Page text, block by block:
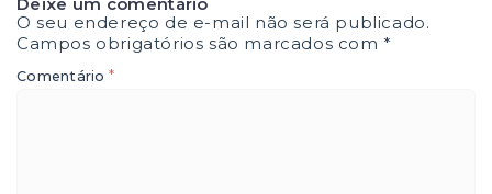
O seu endereço de e-mail não será publicado.
Campos obrigatórios são marcados com*
Comentário *